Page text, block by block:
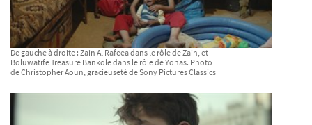
De gauche à droite : Zain Al Rafeea dans le rôle de Zain, et
Boluwatife Treasure Bankole dans le rôle de Yonas. Photo
de Christopher Aoun, gracieuseté de Sony Pictures Classics